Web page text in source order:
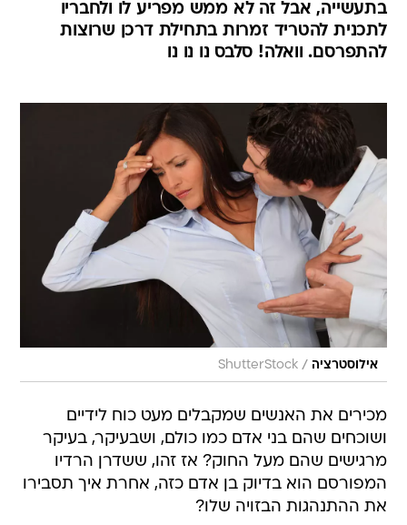
בתעשייה, אבל זה לא ממש מפריע לו ולחבריו
לתכנית להטריד זמרות בתחילת דרכן שרוצות
להתפרסם. וואלה! סלבס נו נו נו
אילוסטרציה /
ShutterStock
מכירים את האנשים שמקבלים מעט כוח לידיים
ושוכחים שהם בני אדם כמו כולם, ושבעיקר, בעיקר
מרגישים שהם מעל החוק? אז זהו, ששדרן הרדיו
המפורסם הוא בדיוק בן אדם כזה, אחרת איך תסבירו
את ההתנהגות הבזויה שלו?